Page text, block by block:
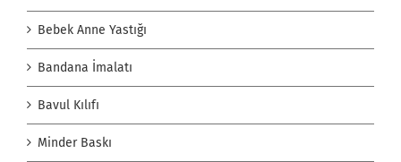
Bebek Anne Yastığı
Bandana İmalatı
Bavul Kılıfı
Minder Baskı